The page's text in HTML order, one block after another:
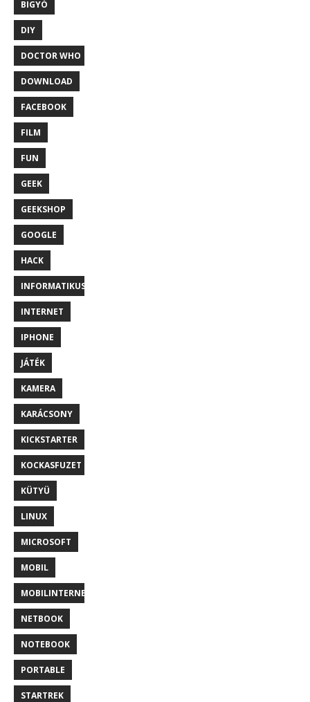
BIGYÓ
DIY
DOCTOR WHO
DOWNLOAD
FACEBOOK
FILM
FUN
GEEK
GEEKSHOP
GOOGLE
HACK
INFORMATIKUS
INTERNET
IPHONE
JÁTÉK
KAMERA
KARÁCSONY
KICKSTARTER
KOCKASFUZET
KÜTYÜ
LINUX
MICROSOFT
MOBIL
MOBILINTERNET
NETBOOK
NOTEBOOK
PORTABLE
STARTREK